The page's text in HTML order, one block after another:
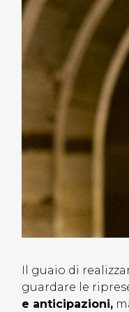
Il guaio di
guardare le
e anticipazioni,